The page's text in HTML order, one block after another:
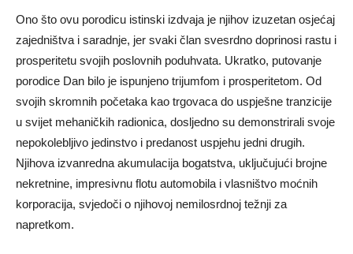
Ono što ovu porodicu istinski izdvaja je njihov izuzetan osjećaj
zajedništva i saradnje, jer svaki član svesrdno doprinosi rastu i
prosperitetu svojih poslovnih poduhvata. Ukratko, putovanje
porodice Dan bilo je ispunjeno trijumfom i prosperitetom. Od
svojih skromnih početaka kao trgovaca do uspješne tranzicije
u svijet mehaničkih radionica, dosljedno su demonstrirali svoje
nepokolebljivo jedinstvo i predanost uspjehu jedni drugih.
Njihova izvanredna akumulacija bogatstva, uključujući brojne
nekretnine, impresivnu flotu automobila i vlasništvo moćnih
korporacija, svjedoči o njihovoj nemilosrdnoj težnji za
napretkom.